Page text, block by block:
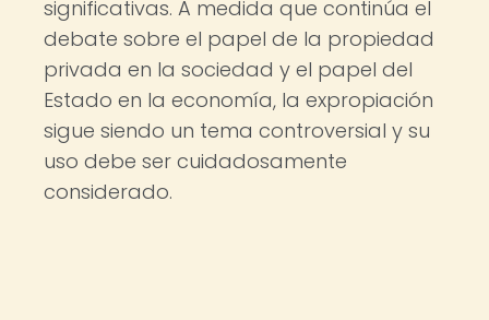
significativas. A medida que continúa el
debate sobre el papel de la propiedad
privada en la sociedad y el papel del
Estado en la economía, la expropiación
sigue siendo un tema controversial y su
uso debe ser cuidadosamente
considerado.